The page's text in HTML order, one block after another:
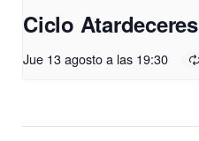
Ciclo Atardeceres
Jue 13 agosto a las 19:30